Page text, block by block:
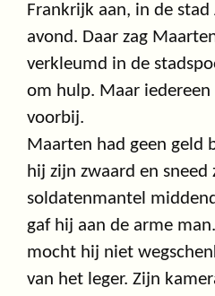
Frankrijk aan, in de stad
avond. Daar zag
verkleumd in de
om hulp. Maar iedereen
voorbij.
Maarten had geen geld
hij zijn zwaard en
soldatenmantel
gaf hij aan de arme
mocht hij niet
van het leger. Zijn